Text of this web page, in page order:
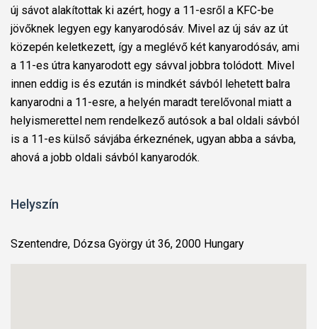
új sávot alakítottak ki azért, hogy a 11-esről a KFC-be
jövőknek legyen egy kanyarodósáv. Mivel az új sáv az út
közepén keletkezett, így a meglévő két kanyarodósáv, ami
a 11-es útra kanyarodott egy sávval jobbra tolódott. Mivel
innen eddig is és ezután is mindkét sávból lehetett balra
kanyarodni a 11-esre, a helyén maradt terelővonal miatt a
helyismerettel nem rendelkező autósok a bal oldali sávból
is a 11-es külső sávjába érkeznének, ugyan abba a sávba,
ahová a jobb oldali sávból kanyarodók.
Helyszín
Szentendre, Dózsa György út 36, 2000 Hungary